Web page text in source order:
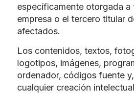
específicamente otorgada a
empresa o el tercero titular
afectados.
Los contenidos, textos,
logotipos, imágenes,
ordenador, códigos fuente
cualquier creación